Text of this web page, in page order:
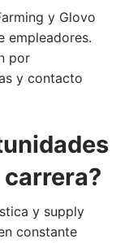
y Glovo
empleadores.
por
y contacto
y supply
constante